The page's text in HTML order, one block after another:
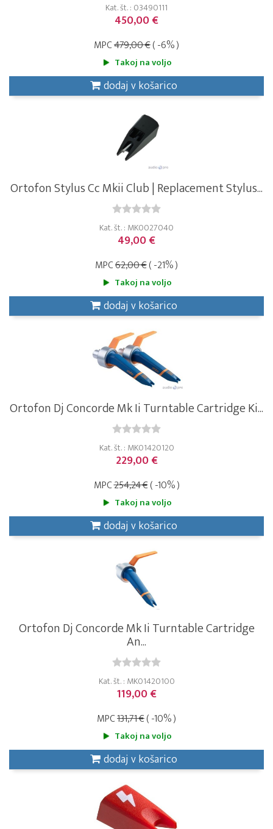
Kat. št. : 03490111
450,00 €
MPC479,00 €( -6% )
Takoj na voljo
dodaj v košarico
Ortofon Stylus Cc Mkii Club | Replacement Stylus...
Kat. št. : MK0027040
49,00 €
MPC62,00 €( -21% )
Takoj na voljo
dodaj v košarico
Ortofon Dj Concorde Mk Ii Turntable Cartridge Ki...
Kat. št. : MK01420120
229,00 €
MPC254,24 €( -10% )
Takoj na voljo
dodaj v košarico
Ortofon Dj Concorde Mk Ii Turntable Cartridge
An...
Kat. št. : MK01420100
119,00 €
MPC131,71 €( -10% )
Takoj na voljo
dodaj v košarico